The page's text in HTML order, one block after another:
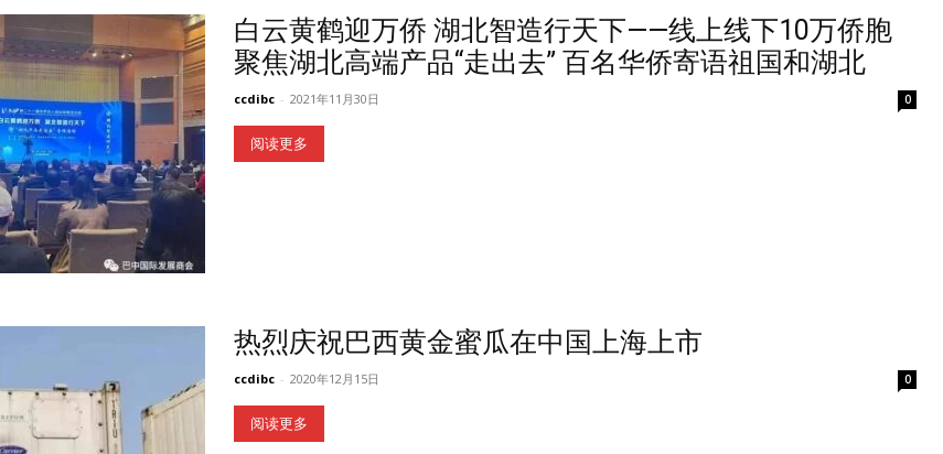
白云黄鹤迎万侨 湖北智造行天下——线上线下10万侨胞
聚焦湖北高端产品“走出去” 百名华侨寄语祖国和湖北
ccdibc - 2021年11月30日 0
阅读更多
热烈庆祝巴西黄金蜜瓜在中国上海上市
ccdibc - 2020年12月15日 0
阅读更多